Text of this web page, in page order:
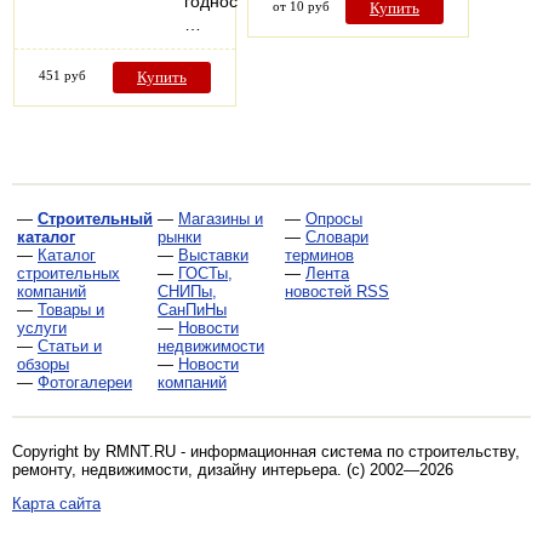
451 руб Купить
от 10 руб Купить
— Строительный
каталог
— Каталог
строительных
компаний
— Товары и
услуги
— Статьи и
обзоры
— Фотогалереи
— Магазины и
рынки
— Выставки
— ГОСТы,
СНИПы,
СанПиНы
— Новости
недвижимости
— Новости
компаний
— Опросы
— Словари
терминов
— Лента
новостей RSS
Copyright by RMNT.RU - информационная система по строительству,
ремонту, недвижимости, дизайну интерьера . (c) 2002—2026
Карта сайта